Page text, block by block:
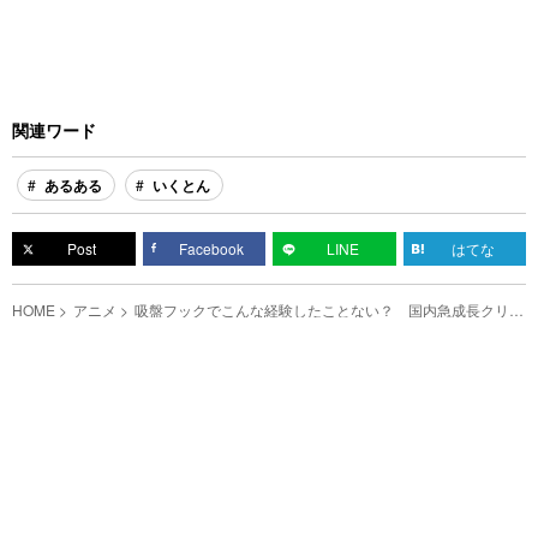
関連ワード
あるある いくとん
Post Facebook LINE はてな
HOME アニメ 吸盤フックでこんな経験したことない？ 国内急成長クリエ
イター・いくとんが作るアニメが大人気